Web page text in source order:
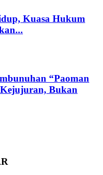
Kuasa Hukum
“Paoman
Bukan